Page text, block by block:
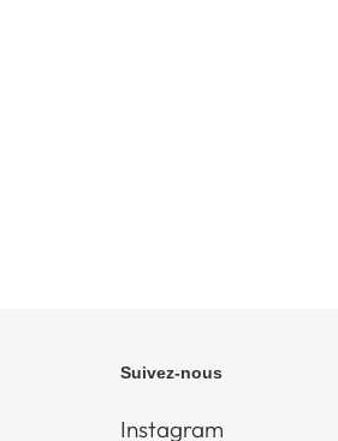
Suivez-nous
Instagram